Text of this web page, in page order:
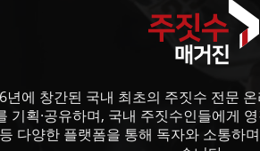
년에 창간된 국내 최초의 주짓수 전문
기획·공유하며, 국내 주짓수인들에게
다양한 플랫폼을 통해 독자와 소통하